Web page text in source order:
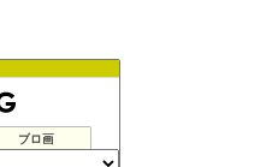
ブロ画